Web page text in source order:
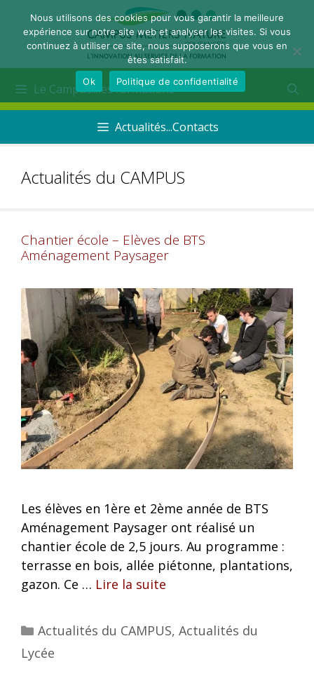
Le Campus...les formations
Actualités...Contacts
Actualités du CAMPUS
Chantier école – Elèves de BTS
Aménagement Paysager
Les élèves en 1ère et 2ème année de BTS
Aménagement Paysager ont réalisé un
chantier école de 2,5 jours. Au programme :
terrasse en bois, allée piétonne, plantations,
gazon. Ce … Lire la suite
Actualités du CAMPUS, Actualités du
Lycée
Nous utilisons des cookies pour vous garantir la meilleure
expérience sur notre site web et analyser les visites. Si vous
continuez à utiliser ce site, nous supposerons que vous en
êtes satisfait.
Ok
Politique de confidentialité